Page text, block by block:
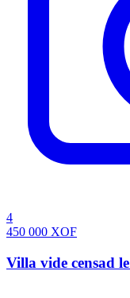
4
450 000 XOF
Villa vide censad